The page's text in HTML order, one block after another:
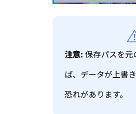
注意: 保存パスを
ば、データが上書
恐れがあります。